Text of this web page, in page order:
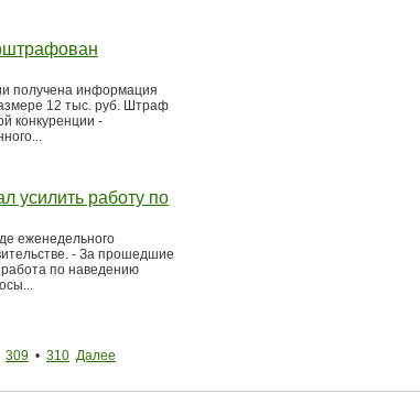
получена информация
12 тыс. руб. Штраф
конкуренции -
усилить работу по
еженедельного
- За прошедшие
по наведению
309 • 310 Далее